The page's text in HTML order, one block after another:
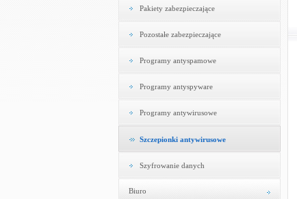
Pakiety zabezpieczające
Pozostałe zabezpieczające
Programy antyspamowe
Programy antyspyware
Programy antywirusowe
Szczepionki antywirusowe
Szyfrowanie danych
Biuro